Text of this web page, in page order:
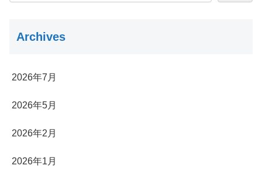
Archives
2026年7月
2026年5月
2026年2月
2026年1月